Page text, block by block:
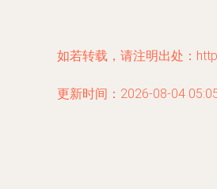
如若转载，请注明出处：
更新时间：2026-08-04